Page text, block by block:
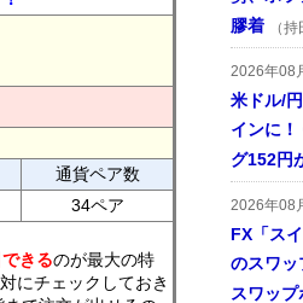
通貨ペア数
34ペア
きるのが最大の特
にチェックしておき
膠着
（
2026年08
米ドル/
インに
グ152円
2026年08
FX「ス
のスワッ
スワッ